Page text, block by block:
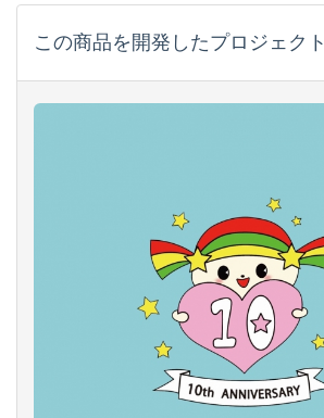
この商品を開発したプロジェクト